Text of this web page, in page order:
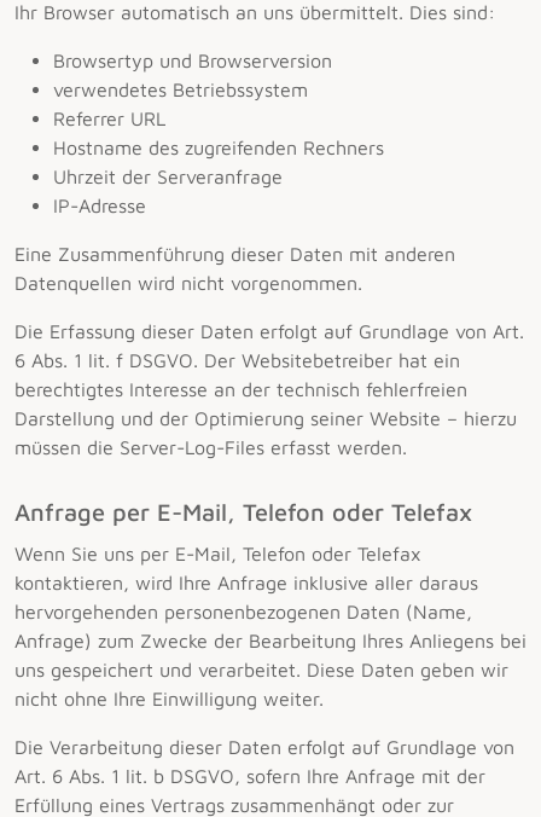
Ihr Browser automatisch an uns übermittelt. Dies sind:
Browsertyp und Browserversion
verwendetes Betriebssystem
Referrer URL
Hostname des zugreifenden Rechners
Uhrzeit der Serveranfrage
IP-Adresse
Eine Zusammenführung dieser Daten mit anderen
Datenquellen wird nicht vorgenommen.
Die Erfassung dieser Daten erfolgt auf Grundlage von Art.
6 Abs. 1 lit. f DSGVO. Der Websitebetreiber hat ein
berechtigtes Interesse an der technisch fehlerfreien
Darstellung und der Optimierung seiner Website – hierzu
müssen die Server-Log-Files erfasst werden.
Anfrage per E-Mail, Telefon oder Telefax
Wenn Sie uns per E-Mail, Telefon oder Telefax
kontaktieren, wird Ihre Anfrage inklusive aller daraus
hervorgehenden personenbezogenen Daten (Name,
Anfrage) zum Zwecke der Bearbeitung Ihres Anliegens bei
uns gespeichert und verarbeitet. Diese Daten geben wir
nicht ohne Ihre Einwilligung weiter.
Die Verarbeitung dieser Daten erfolgt auf Grundlage von
Art. 6 Abs. 1 lit. b DSGVO, sofern Ihre Anfrage mit der
Erfüllung eines Vertrags zusammenhängt oder zur